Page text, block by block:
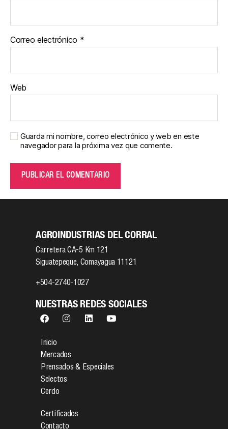
Correo electrónico *
Web
Guarda mi nombre, correo electrónico y web en este
navegador para la próxima vez que comente.
AGROINDUSTRIAS DEL CORRAL
Carretera CA-5 Km 121
Siguatepeque, Comayagua 11121
+504-2740-1027
NUESTRAS REDES SOCIALES
Inicio
Mercados
Prensados & Especiales
Selectos
Cerdo
Certificados
Contacto